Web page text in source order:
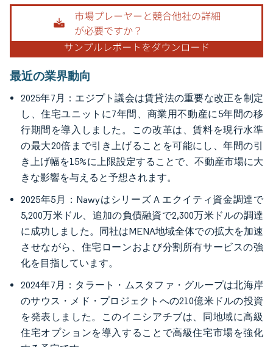
画像 © Mordor Intelligence。再利用にはCC BY 4.0の表示が必要です。
最近の業界動向
2025年7月：エジプト議会は賃貸法の重要な改正を制定
し、住宅ユニットに7年間、商業用不動産に5年間の移
行期間を導入しました。この改革は、賃料を現行水準
の最大20倍まで引き上げることを可能にし、年間の引
き上げ幅を15%に上限設定することで、不動産市場に大
きな影響を与えると予想されます。
2025年5月：Nawyはシリーズ A エクイティ資金調達で
5,200万米ドル、追加の負債融資で2,300万米ドルの調達
に成功しました。同社はMENA地域全体での拡大を加速
させながら、住宅ローンおよび分割所有サービスの強
化を目指しています。
2024年7月：タラート・ムスタファ・グループは北海岸
のサウス・メド・プロジェクトへの210億米ドルの投資
を発表しました。このイニシアチブは、同地域に高級
住宅オプションを導入することで高級住宅市場を強化